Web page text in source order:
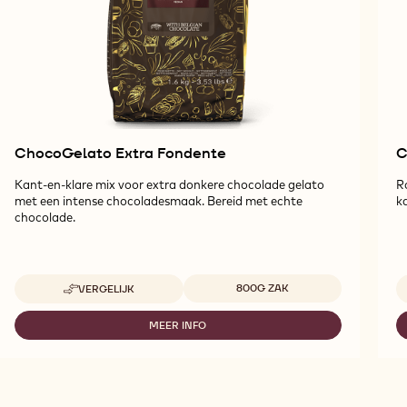
ChocoGelato Extra Fondente
Kant-en-klare mix voor extra donkere chocolade gelato
met een intense chocoladesmaak. Bereid met echte
chocolade.
VERGELIJK
-
CHOCOGELATO
FONDENTE
Beschikbare maten
800G ZAK
MEER INFO
-